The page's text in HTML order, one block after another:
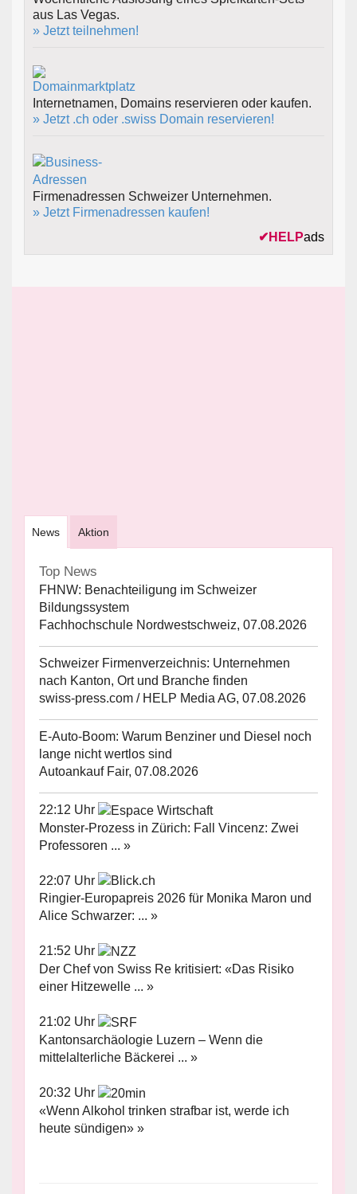
aus Las Vegas.
» Jetzt teilnehmen!
Internetnamen, Domains reservieren oder kaufen.
» Jetzt .ch oder .swiss Domain reservieren!
Firmenadressen Schweizer Unternehmen.
» Jetzt Firmenadressen kaufen!
✔ HELPads
News Aktion
Top News
FHNW: Benachteiligung im Schweizer
Bildungssystem
Fachhochschule Nordwestschweiz, 07.08.2026
Schweizer Firmenverzeichnis: Unternehmen
nach Kanton, Ort und Branche finden
swiss-press.com / HELP Media AG, 07.08.2026
E-Auto-Boom: Warum Benziner und Diesel noch
lange nicht wertlos sind
Autoankauf Fair, 07.08.2026
22:12 Uhr
Monster-Prozess in Zürich: Fall Vincenz: Zwei
Professoren ... »
22:07 Uhr
Ringier-Europapreis 2026 für Monika Maron und
Alice Schwarzer: ... »
21:52 Uhr
Der Chef von Swiss Re kritisiert: «Das Risiko
einer Hitzewelle ... »
21:02 Uhr
Kantonsarchäologie Luzern – Wenn die
mittelalterliche Bäckerei ... »
20:32 Uhr
«Wenn Alkohol trinken strafbar ist, werde ich
heute sündigen» »